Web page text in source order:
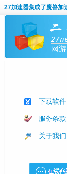
27加速器集成了魔兽加
下载软件
服务条款
关于我们